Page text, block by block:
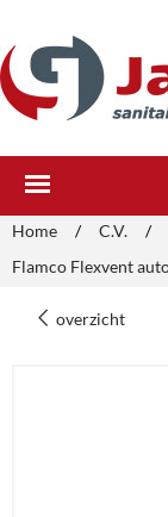
Home / C.V. /
Flamco Flexvent
overzicht